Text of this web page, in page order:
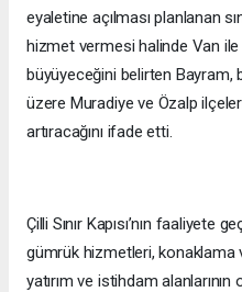
eyaletine açılması planlanan
hizmet vermesi halinde Van
büyüyeceğini belirten Bayram,
üzere Muradiye ve Özalp
artıracağını ifade etti.
Çilli Sınır Kapısı’nın faaliyete
gümrük hizmetleri, konaklama
yatırım ve istihdam